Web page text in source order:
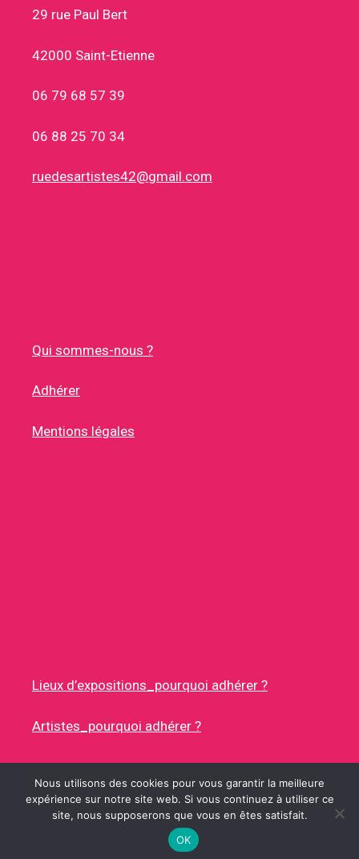
29 rue Paul Bert
42000 Saint-Etienne
06 79 68 57 39
06 88 25 70 34
ruedesartistes42@gmail.com
Qui sommes-nous ?
Adhérer
Mentions légales
Lieux d’expositions_pourquoi adhérer ?
Artistes_pourquoi adhérer ?
© 2026 RUES DES ARTISTES• CONSTRUIT AVEC
GENERATEPRESS
Nous utilisons des cookies pour vous garantir la meilleure
expérience sur notre site web. Si vous continuez à utiliser ce
site, nous supposerons que vous en êtes satisfait.
OK